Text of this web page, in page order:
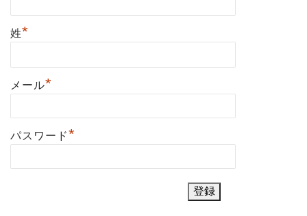
姓*
メール*
パスワード*